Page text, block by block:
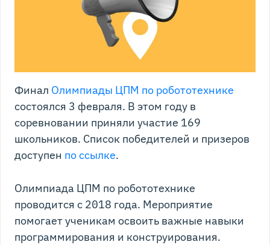
Финал Олимпиады ЦПМ по робототехнике
состоялся 3 февраля. В этом году в
соревновании приняли участие 169
школьников. Список победителей и призеров
доступен по ссылке.
Олимпиада ЦПМ по робототехнике
проводится с 2018 года. Мероприятие
помогает ученикам освоить важные навыки
программирования и конструирования.